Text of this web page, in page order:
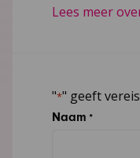
Lees meer
"*" geeft
Naam *